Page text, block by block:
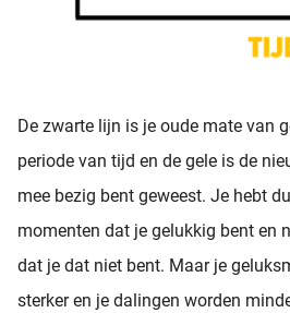
De zwarte lijn is je oude mate van
periode van tijd en de gele is de
mee bezig bent geweest. Je hebt
momenten dat je gelukkig bent en
dat je dat niet bent. Maar je
sterker en je dalingen worden